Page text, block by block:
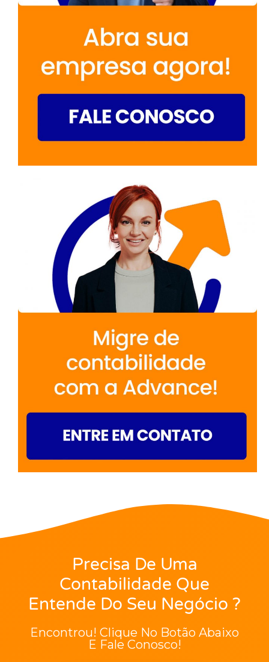
Precisa De Uma
Contabilidade Que
Entende Do Seu Negócio ?
Encontrou! Clique No Botão Abaixo
E Fale Conosco!